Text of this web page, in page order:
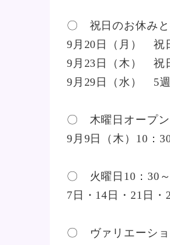
〇 祝日のお休み
9月20日（月）
9月23日（木）
9月29日（水） 5
〇 木曜日オープン
9月9日（木）10：
〇 火曜日10：30
7日・14日・21日・
〇 ヴァリエーショ